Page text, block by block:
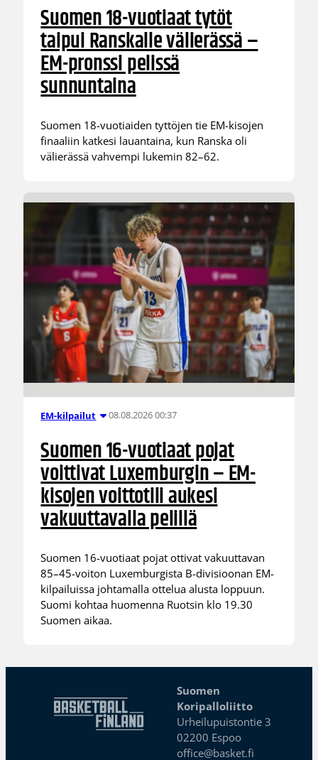
Suomen 18-vuotiaat tytöt
taipui Ranskalle välierässä –
EM-pronssi pelissä
sunnuntaina
Suomen 18-vuotiaiden tyttöjen tie EM-kisojen
finaaliin katkesi lauantaina, kun Ranska oli
välierässä vahvempi lukemin 82–62.
EM-kilpailut 08.08.2026 00:37
Suomen 16-vuotiaat pojat
voittivat Luxemburgin – EM-
kisojen voittotili aukesi
vakuuttavalla pelillä
Suomen 16-vuotiaat pojat ottivat vakuuttavan
85–45-voiton Luxemburgista B-divisioonan EM-
kilpailuissa johtamalla ottelua alusta loppuun.
Suomi kohtaa huomenna Ruotsin klo 19.30
Suomen aikaa.
Suomen
Koripalloliitto
Urheilupuistontie 3
02200 Espoo
office@basket.fi